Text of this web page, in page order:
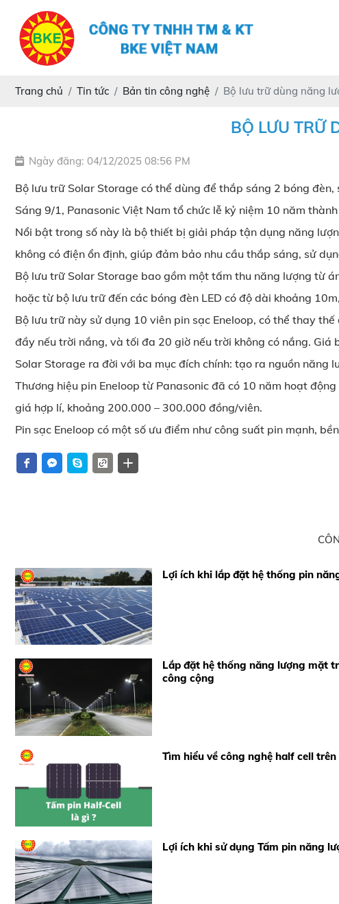
Trang chủ Tin tức Bản tin công nghệ Bộ lưu trữ dùng năng
BỘ LƯU TRỮ
Ngày đăng: 04/12/2025 08:56 PM
Bộ lưu trữ Solar Storage có thể dùng để thắp sáng 2 bóng
Sáng 9/1, Panasonic Việt Nam tổ chức lễ kỷ niệm 10 năm
Nổi bật trong số này là bộ thiết bị giải pháp tận dụng năng
không có điện ổn định, giúp đảm bảo nhu cầu thắp sáng, sử
Bộ lưu trữ Solar Storage bao gồm một tấm thu năng lượng từ
hoặc từ bộ lưu trữ đến các bóng đèn LED có độ dài khoảng
Bộ lưu trữ này sử dụng 10 viên pin sạc Eneloop, có thể thay
đầy nếu trời nắng, và tối đa 20 giờ nếu trời không có nắng.
Solar Storage ra đời với ba mục đích chính: tạo ra nguồn
Thương hiệu pin Eneloop từ Panasonic đã có 10 năm hoạt
giá hợp lí, khoảng 200.000 – 300.000 đồng/viên.
Pin sạc Eneloop có một số ưu điểm như công suất pin mạnh,
Lợi ích khi lắp đặt hệ thống pin
Lắp đặt hệ thống năng lượng mặt
công cộng
Tìm hiểu về công nghệ half cell
Lợi ích khi sử dụng Tấm pin năng